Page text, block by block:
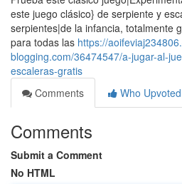
este juego clásico} de serpiente y
serpientes|de la infancia, totalmente
para todas las https://
blogging.com/36474547/a-jugar-al-
escaleras-gratis
Comments
Who Upvoted
Comments
Submit a Comment
No HTML